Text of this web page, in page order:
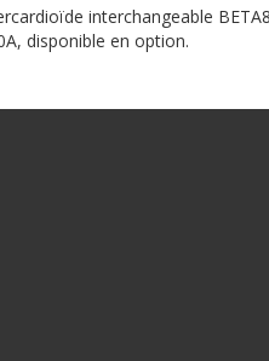
interchangeable
disponible en option.